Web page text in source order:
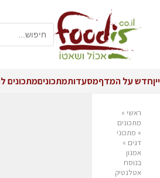
ייןחדש על המדףמסעדותמתכוניםמתכונים
ראשי »
מתכונים
» מתכוני
דגים »
אמנון
בנוסח
אטלנטיק